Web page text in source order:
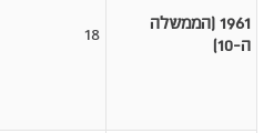
1961 (הממשלה
ה-10)
18